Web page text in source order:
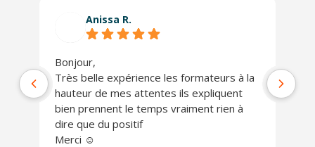
Anissa R.
Bonjour,
Très belle expérience les formateurs à la
hauteur de mes attentes ils expliquent
bien prennent le temps vraiment rien à
dire que du positif
Merci ☺️